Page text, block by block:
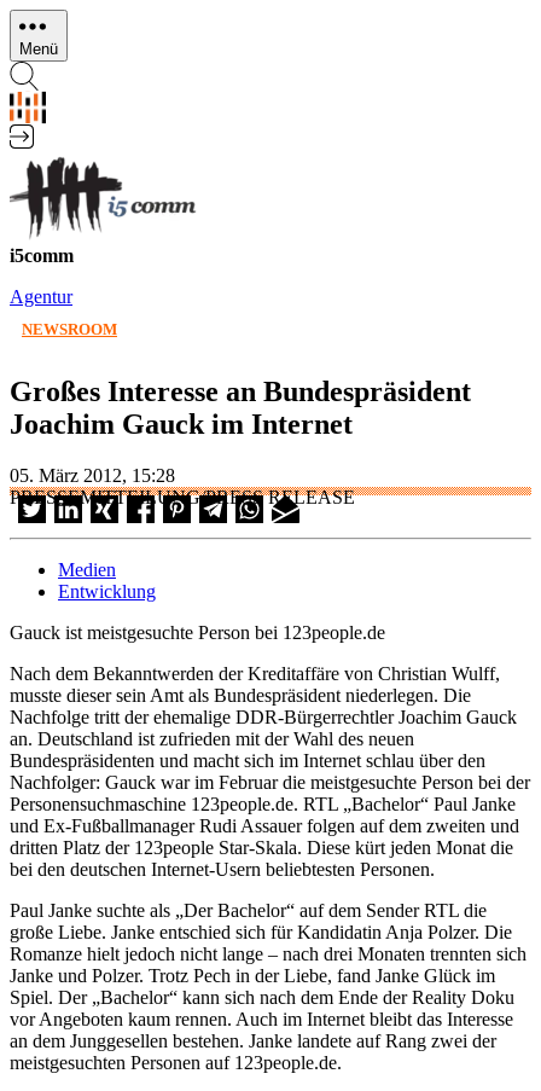
Direkt
zum
Inhalt
Menü
i5comm
Agentur
NEWSROOM
Großes Interesse an Bundespräsident
Joachim Gauck im Internet
05. März 2012, 15:28
PRESSEMITTEILUNG/PRESS RELEASE
Medien
Entwicklung
Gauck ist meistgesuchte Person bei 123people.de
Nach dem Bekanntwerden der Kreditaffäre von Christian Wulff,
musste dieser sein Amt als Bundespräsident niederlegen. Die
Nachfolge tritt der ehemalige DDR-Bürgerrechtler Joachim Gauck
an. Deutschland ist zufrieden mit der Wahl des neuen
Bundespräsidenten und macht sich im Internet schlau über den
Nachfolger: Gauck war im Februar die meistgesuchte Person bei der
Personensuchmaschine 123people.de. RTL „Bachelor“ Paul Janke
und Ex-Fußballmanager Rudi Assauer folgen auf dem zweiten und
dritten Platz der 123people Star-Skala. Diese kürt jeden Monat die
bei den deutschen Internet-Usern beliebtesten Personen.
Paul Janke suchte als „Der Bachelor“ auf dem Sender RTL die
große Liebe. Janke entschied sich für Kandidatin Anja Polzer. Die
Romanze hielt jedoch nicht lange – nach drei Monaten trennten sich
Janke und Polzer. Trotz Pech in der Liebe, fand Janke Glück im
Spiel. Der „Bachelor“ kann sich nach dem Ende der Reality Doku
vor Angeboten kaum rennen. Auch im Internet bleibt das Interesse
an dem Junggesellen bestehen. Janke landete auf Rang zwei der
meistgesuchten Personen auf 123people.de.